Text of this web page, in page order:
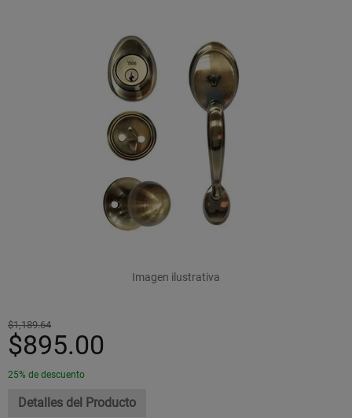
Imagen ilustrativa
$1,189.64
$895.00
25% de descuento
Detalles del Producto